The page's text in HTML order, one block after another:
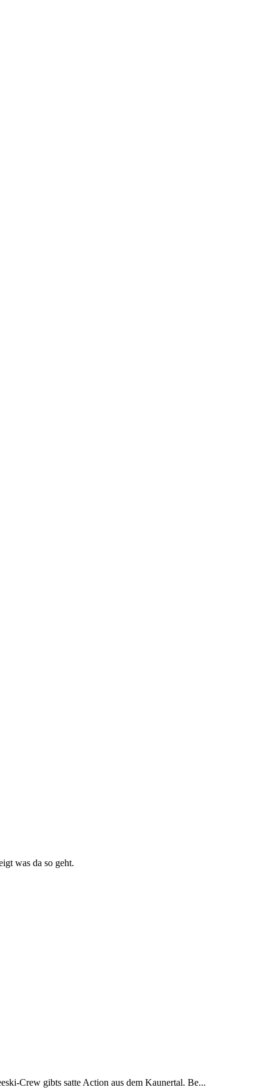
was da so geht.
Crew gibts satte Action aus dem Kaunertal. Be...